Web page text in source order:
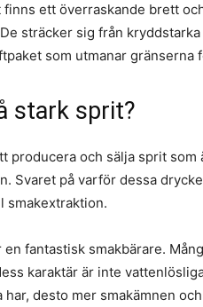
finns ett överraskande brett
sträcker sig från
som utmanar gränserna
stark sprit?
producera och sälja sprit som
Svaret på varför dessa
smakextraktion.
fantastisk smakbärare.
karaktär är inte
desto mer smakämnen